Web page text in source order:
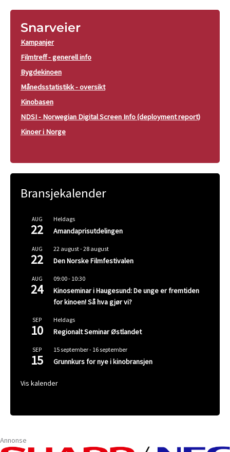
Snarveier
Kampanjer
Filmtreff - generell info
Bygdekinoen
Månedsstatistikk - oversikt
Kinobasen
NDSI - Norwegian Digital Screen Info (deployment report)
Kinoer i Norge
Bransjekalender
AUG
22
Heldags
Amandaprisutdelingen
AUG
22
22 august-28 august
Den Norske Filmfestivalen
AUG
24
09:00- 10:30
Kinoseminar i Haugesund: De unge er fremtiden
for kinoen! Så hva gjør vi?
SEP
10
Heldags
Regionalt Seminar Østlandet
SEP
15
15 september- 16 september
Grunnkurs for nye i kinobransjen
Vis kalender
Annonse